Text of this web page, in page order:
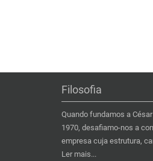
Filosofia
Quando fundamos a
1970, desafiamo-nos a
empresa cuja estrutura,
Ler mais...